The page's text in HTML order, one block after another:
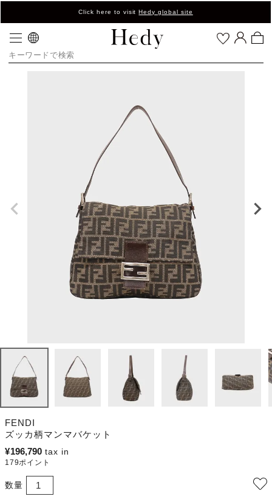
Click here to visitHedy global site
FENDI
ズッカ柄マンマバケット
¥196,790
179ポイント